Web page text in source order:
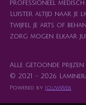
professioneel medisch
Luister altijd naar je
twijfel je arts of
zorg mogen elkaar
Alle getoonde prijzen
© 2021 - 2026
Powered by JouwWeb